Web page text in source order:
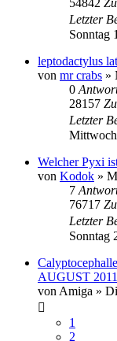
Letzter
Sonntag
leptodactylus
von mr crabs »
0
28157
Letzter
Welcher Pyxi
von Kodok »
7
76717
Letzter
Sonntag
AUGUST
von Amiga »
1
2